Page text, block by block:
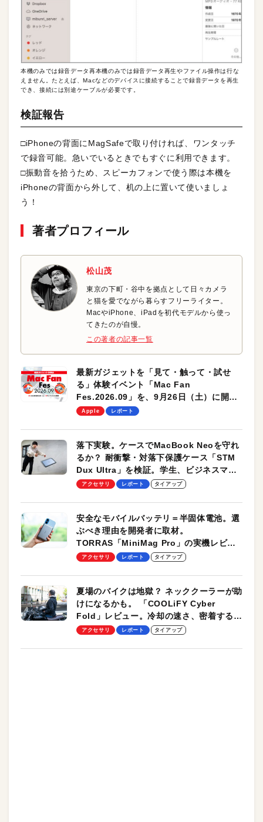
本機のみでは録音データ再本機のみでは録音データ再生やファイル操作は行な
えません。たとえば、Macなどのデバイスに接続することで録音データを再生
でき、接続には別途ケーブルが必要です。
検証報告
□iPhoneの背面にMagSafeで取り付ければ、ワンタッチ
で録音可能。急いでいるときでもすぐに利用できます。
□振動音を拾うため、スピーカフォンで使う際は本機を
iPhoneの背面から外して、机の上に置いて使いましょ
う！
著者プロフィール
松山茂
東京の下町・谷中を拠点として日々カメラ
と猫を愛でながら暮らすフリーライター。
MacやiPhone、iPadを初代モデルから使っ
てきたのが自慢。
この著者の記事一覧
最新ガジェットを「見て・触って・試せ
る」体験イベント「Mac Fan
Fes.2026.09」を、9月26日（土）に開催
します！
Apple レポート
落下実験。ケースでMacBook Neoを守れ
るか？ 耐衝撃・対落下保護ケース「STM
Dux Ultra」を検証。学生、ビジネスマン
のモバイルユースに最適！
アクセサリ レポート タイアップ
安全なモバイルバッテリ＝半固体電池。選
ぶべき理由を開発者に取材。
TORRAS「MiniMag Pro」の実機レビュ
ーも
アクセサリ レポート タイアップ
夏場のバイクは地獄？ ネッククーラーが助
けになるかも。 「COOLiFY Cyber
Fold」レビュー。冷却の速さ、密着する冷
却プレート、シンプルな操作性がグッド！
アクセサリ レポート タイアップ